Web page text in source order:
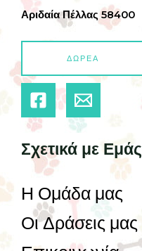
Αριδαία Πέλλας 58400
ΔΩΡΕΑ
Σχετικά με Εμάς
Η Ομάδα μας
Οι Δράσεις μας